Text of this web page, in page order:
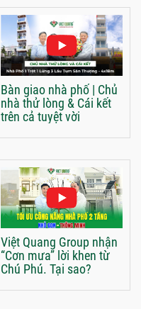
Bàn giao nhà phố | Chủ
nhà thử lòng & Cái kết
trên cả tuyệt vời
Việt Quang Group nhận
“Cơn mưa” lời khen từ
Chú Phú. Tại sao?